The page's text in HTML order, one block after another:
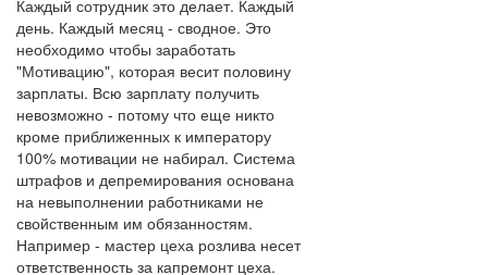
Каждый сотрудник это делает. Каждый
день. Каждый месяц - сводное. Это
необходимо чтобы заработать
"Мотивацию", которая весит половину
зарплаты. Всю зарплату получить
невозможно - потому что еще никто
кроме приближенных к императору
100% мотивации не набирал. Система
штрафов и депремирования основана
на невыполнении работниками не
свойственным им обязанностям.
Например - мастер цеха розлива несет
ответственность за капремонт цеха.